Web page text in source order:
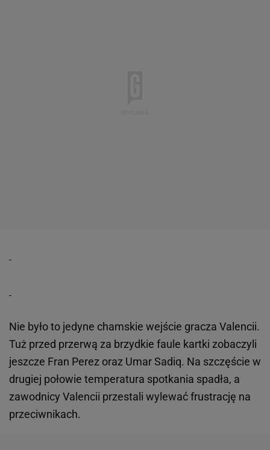
Nie było to jedyne chamskie wejście gracza Valencii.
Tuż przed przerwą za brzydkie faule kartki zobaczyli
jeszcze Fran Perez oraz Umar Sadiq. Na szczęście w
drugiej połowie temperatura spotkania spadła, a
zawodnicy Valencii przestali wylewać frustrację na
przeciwnikach.